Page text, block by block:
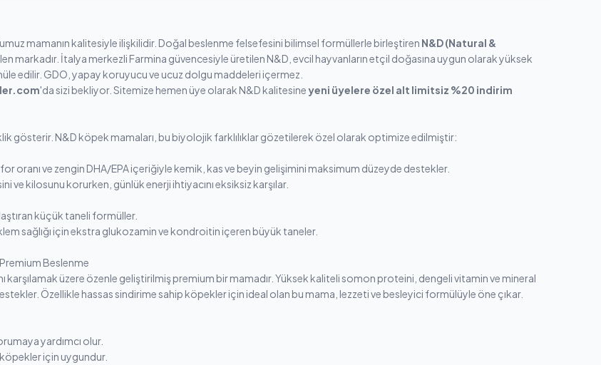
mamanın kalitesiyle ilişkilidir. Doğal beslenme felsefesini bilimsel formüllerle birleştiren N&D (Natural &
markadır. İtalya merkezli Farmina güvencesiyle üretilen N&D, evcil hayvanların etçil doğasına uygun olarak yüksek
edilir. GDO, yapay koruyucu ve ucuz dolgu maddeleri içermez.
'da sizi bekliyor. Sitemize hemen üye olarak N&D kalitesineyeni üyelere özel alt limitsiz %20 indirim
gösterir. N&D köpek mamaları, bu biyolojik farklılıklar gözetilerek özel olarak optimize edilmiştir:
oranı ve zengin DHA/EPA içeriğiyle kemik, kas ve beyin gelişimini maksimum düzeyde destekler.
ve kilosunu korurken, günlük enerji ihtiyacını eksiksiz karşılar.
küçük taneli formüller.
sağlığı için ekstra glukozamin ve kondroitin içeren büyük taneler.
Beslenme
karşılamak üzere özenle geliştirilmiş premium bir mamadır. Yüksek kaliteli somon proteini, dengeli vitamin ve mineral
Özellikle hassas sindirime sahip köpekler için ideal olan bu mama, lezzeti ve besleyici formülüyle öne çıkar.
yardımcı olur.
köpekler için uygundur.